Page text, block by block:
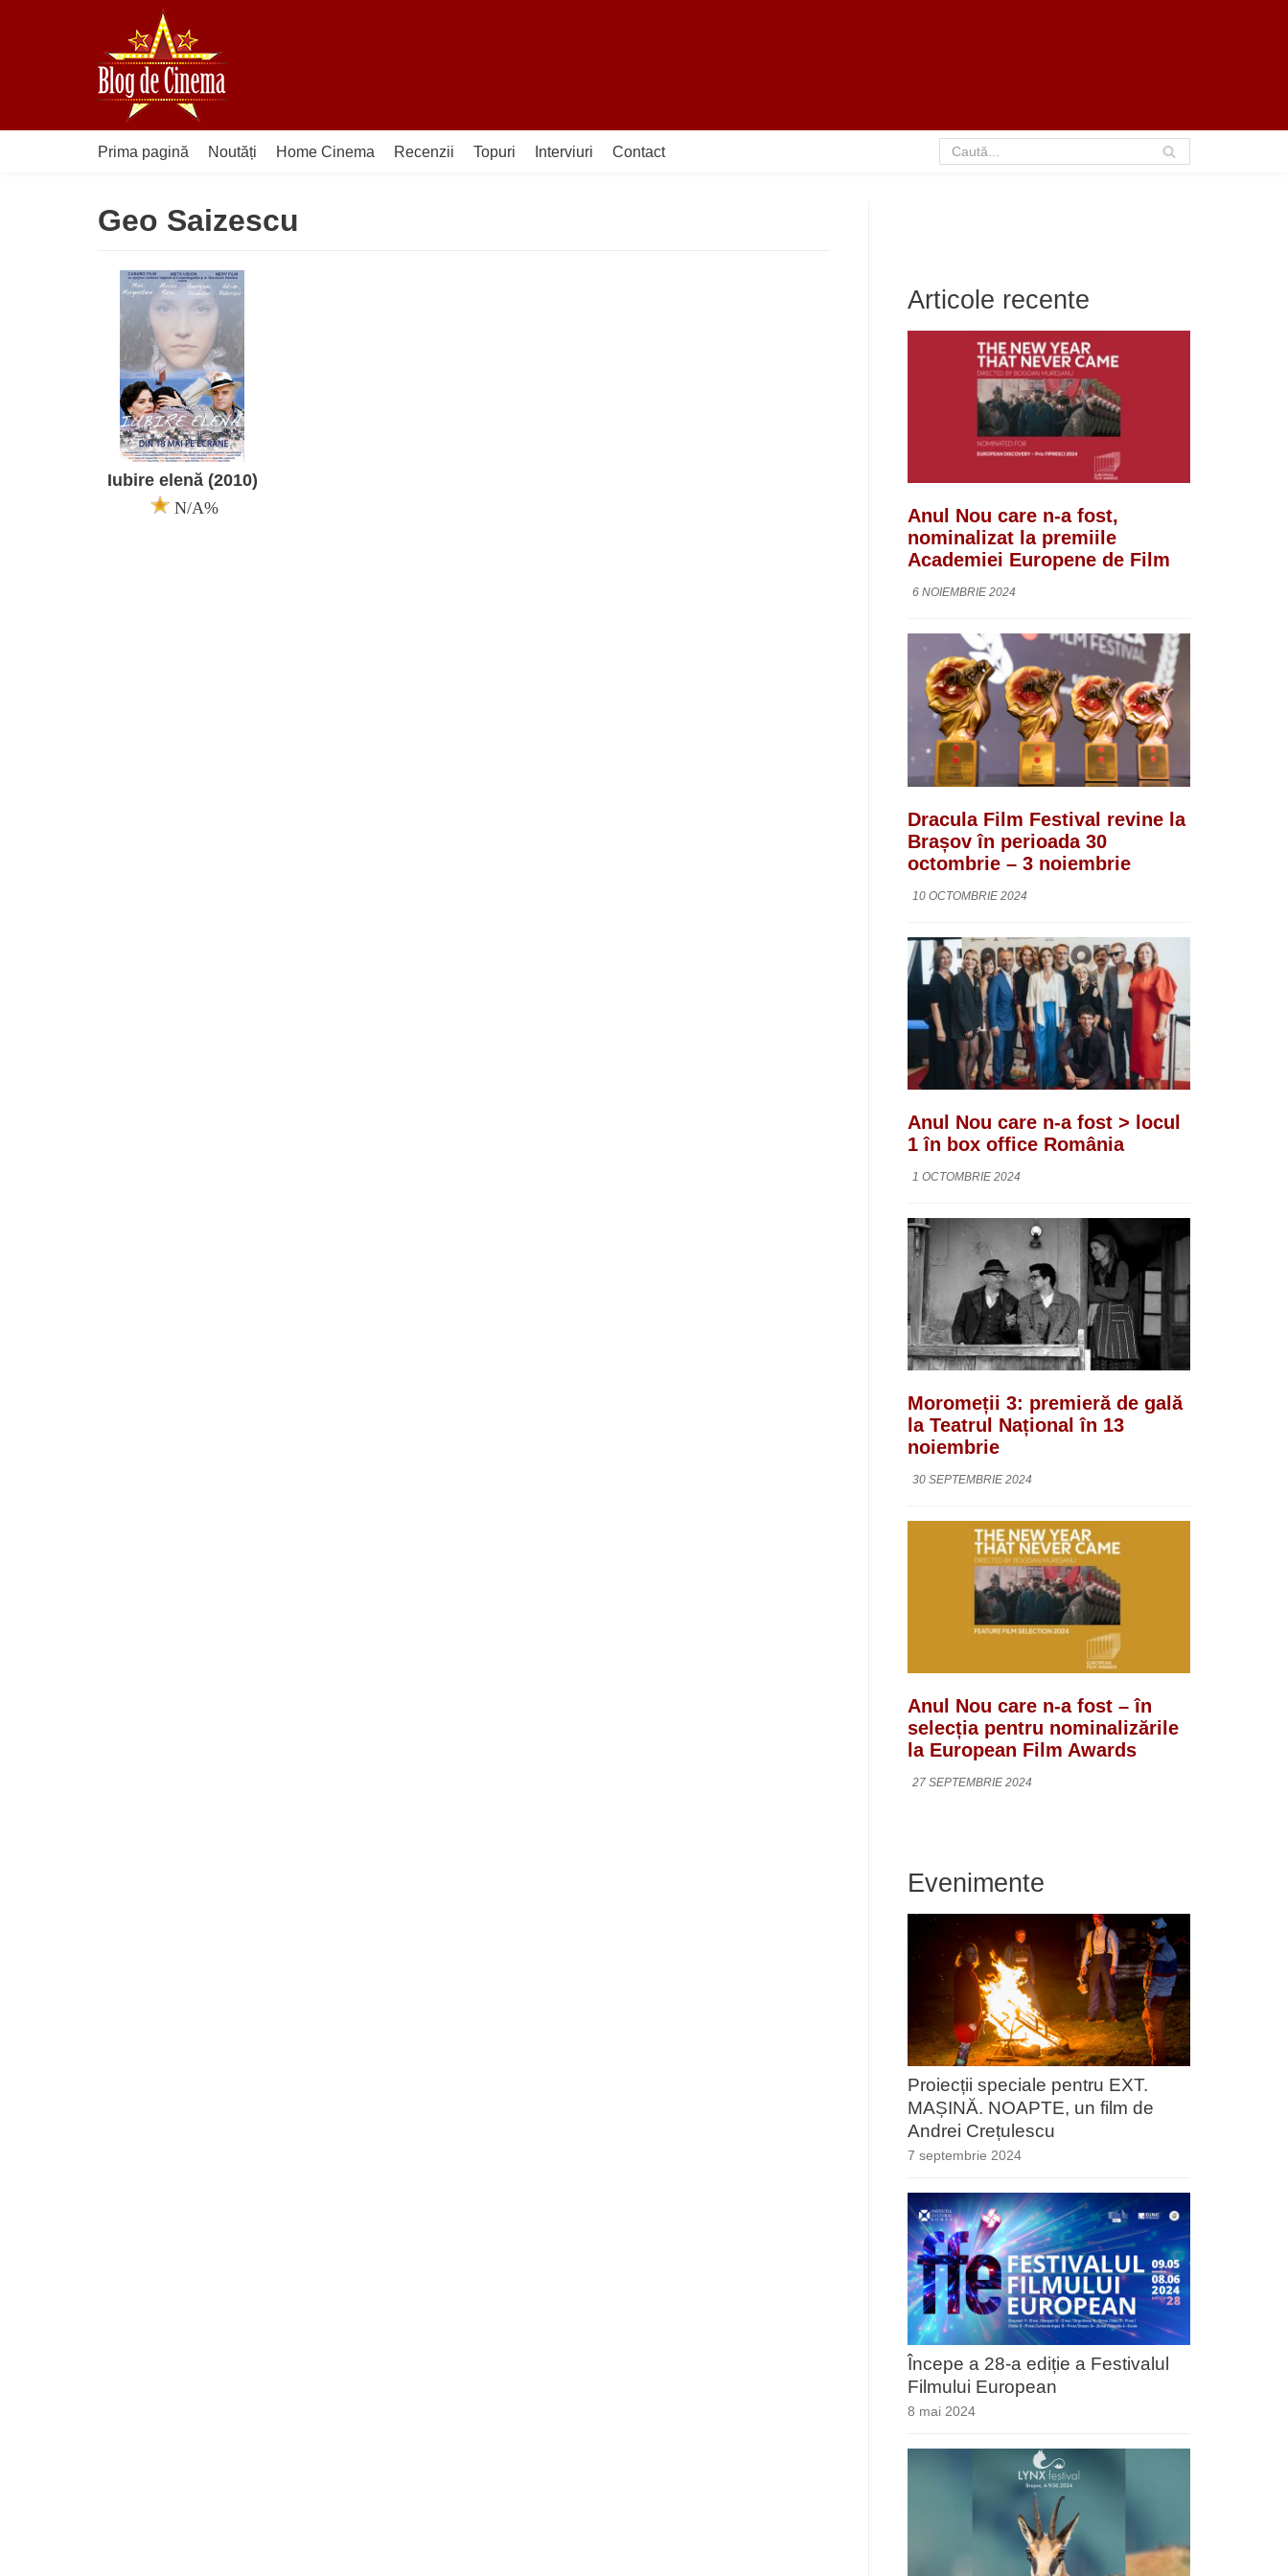
Prima pagină Noutăți Home Cinema Recenzii Topuri Interviuri Contact
Geo Saizescu
Iubire elenă (2010)
N/A%
Articole recente
Anul Nou care n-a fost,
nominalizat la premiile
Academiei Europene de Film
6 NOIEMBRIE 2024
Dracula Film Festival revine la
Brașov în perioada 30
octombrie – 3 noiembrie
10 OCTOMBRIE 2024
Anul Nou care n-a fost > locul
1 în box office România
1 OCTOMBRIE 2024
Moromeții 3: premieră de gală
la Teatrul Național în 13
noiembrie
30 SEPTEMBRIE 2024
Anul Nou care n-a fost – în
selecția pentru nominalizările
la European Film Awards
27 SEPTEMBRIE 2024
Evenimente
Proiecții speciale pentru EXT.
MAȘINĂ. NOAPTE, un film de
Andrei Crețulescu
7 septembrie 2024
Începe a 28-a ediție a Festivalul
Filmului European
8 mai 2024